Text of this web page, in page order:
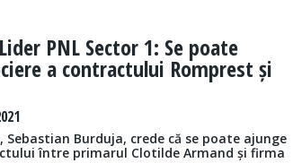
Lider PNL Sector 1: Se poate
a contractului Romprest și
Sebastian Burduja, crede că se poate ajunge
între primarul Clotilde Armand și firma